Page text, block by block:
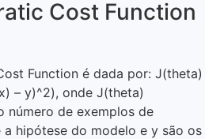
Cost Function
Function é dada por: J(theta)
– y)^2), onde J(theta)
número de exemplos de
hipótese do modelo e y são os